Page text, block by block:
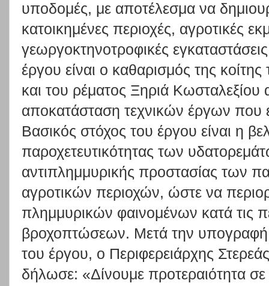
υποδομές, με αποτέλεσμα να
κατοικημένες περιοχές, αγροτικές
γεωργοκτηνοτροφικές
έργου είναι ο καθαρισμός της
και του ρέματος Ξηριά
αποκατάσταση τεχνικών έργων που
Βασικός στόχος του έργου είναι η
παροχετευτικότητας των
αντιπλημμυρικής προστασίας των
αγροτικών περιοχών, ώστε να
πλημμυρικών φαινομένων κατά τις
βροχοπτώσεων. Μετά την υπογραφή
του έργου, ο Περιφερειάρχης
δήλωσε: «Δίνουμε προτεραιότητα